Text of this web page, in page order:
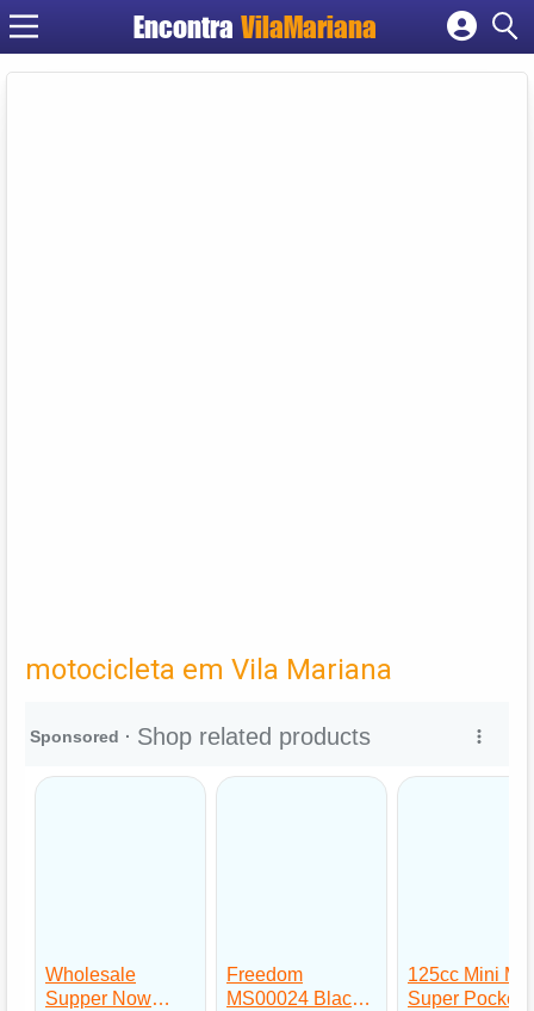
EncontraVilaMariana
Cadastrar empresa
motocicleta em Vila Mariana